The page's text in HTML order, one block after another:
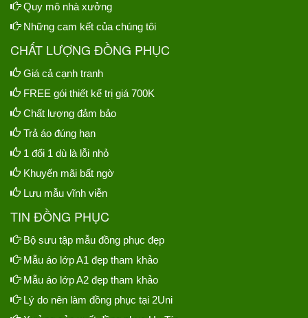
Quy mô nhà xưởng
Những cam kết của chúng tôi
CHẤT LƯỢNG ĐỒNG PHỤC
Giá cả cạnh tranh
FREE gói thiết kế trị giá 700K
Chất lượng đảm bảo
Trả áo đúng hạn
1 đổi 1 dù là lỗi nhỏ
Khuyến mãi bất ngờ
Lưu mẫu vĩnh viễn
TIN ĐỒNG PHỤC
Bộ sưu tập mẫu đồng phục đẹp
Mẫu áo lớp A1 đẹp tham khảo
Mẫu áo lớp A2 đẹp tham khảo
Lý do nên làm đồng phục tại 2Uni